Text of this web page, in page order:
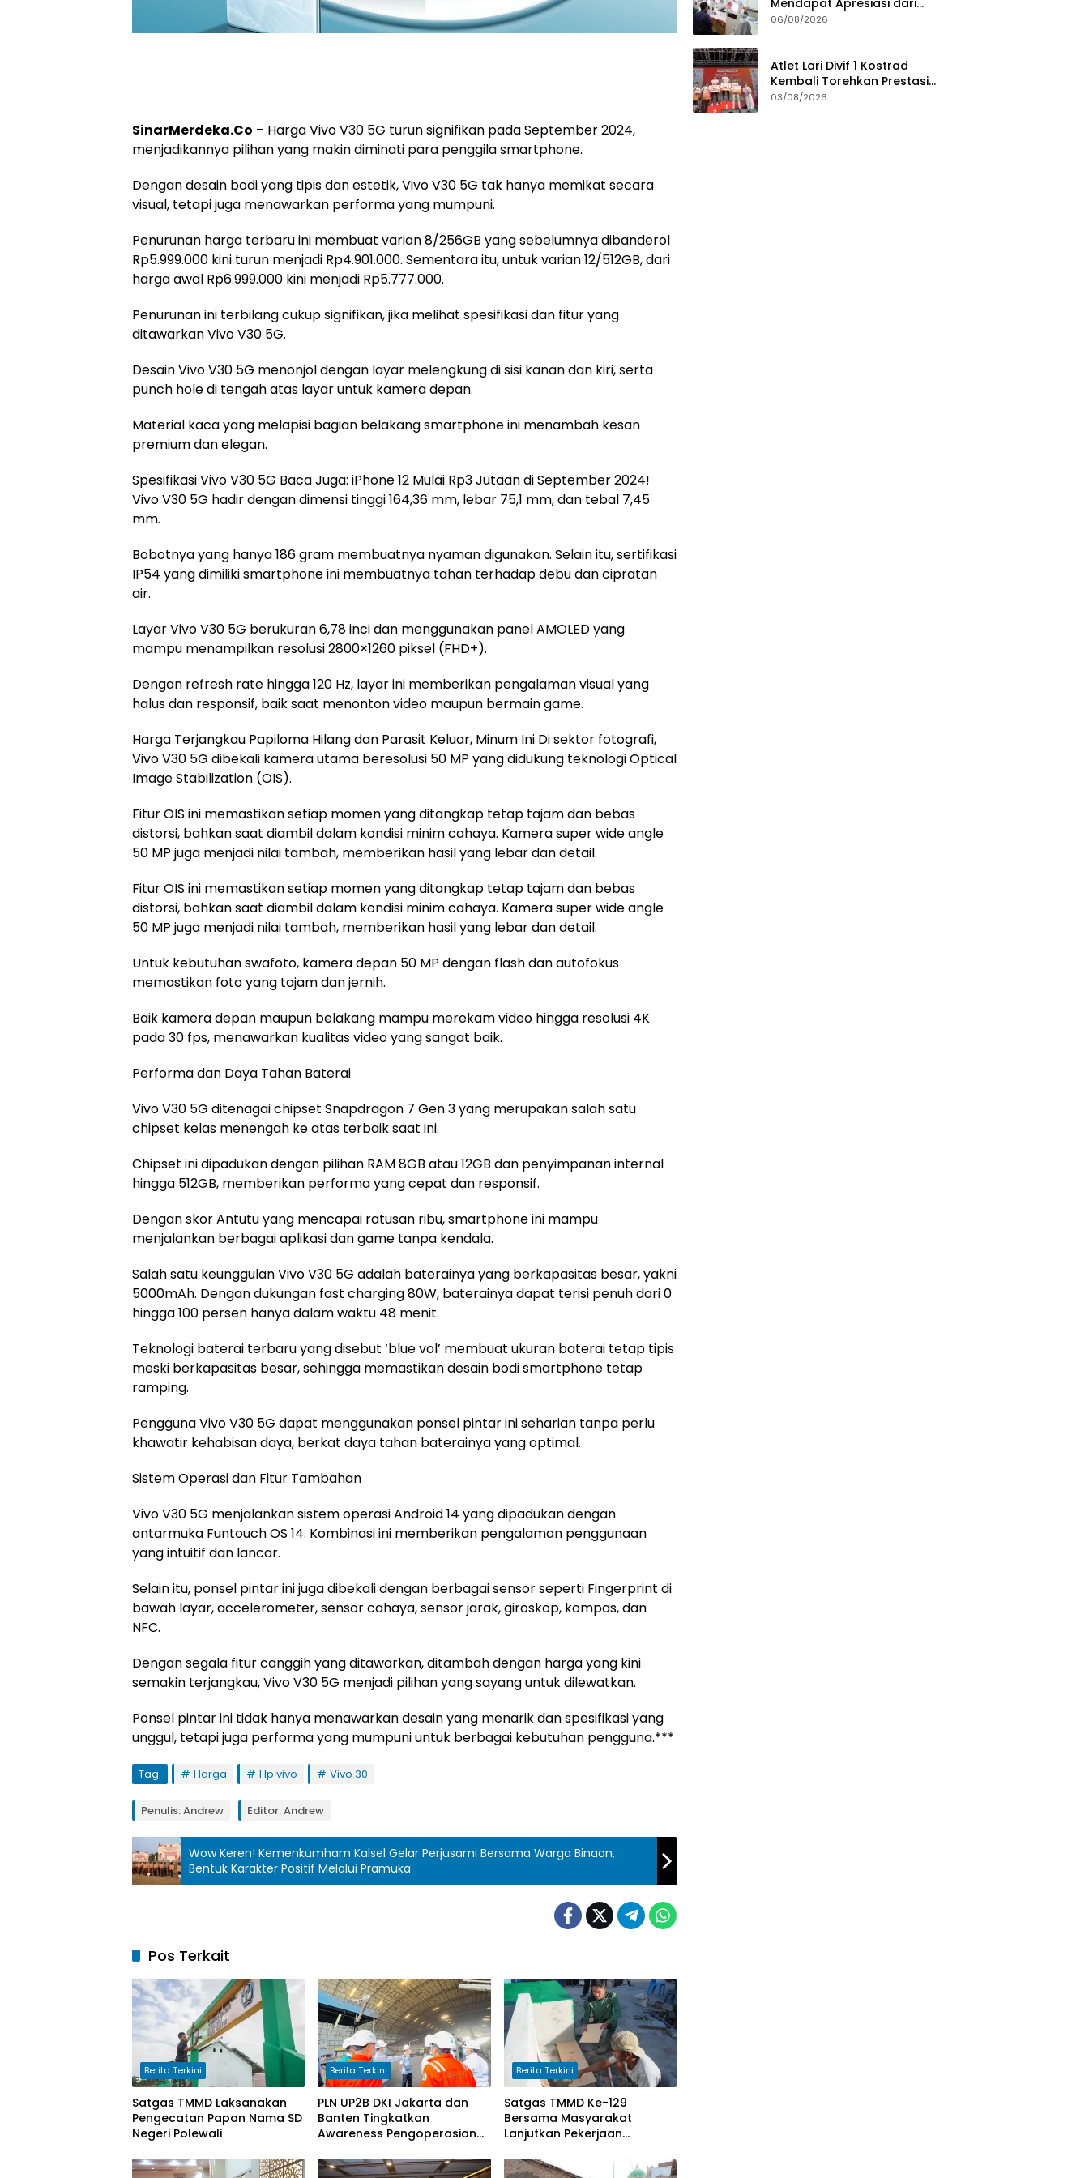
SinarMerdeka.Co – Harga Vivo V30 5G turun signifikan pada September 2024,
menjadikannya pilihan yang makin diminati para penggila smartphone.
Dengan desain bodi yang tipis dan estetik, Vivo V30 5G tak hanya memikat secara
visual, tetapi juga menawarkan performa yang mumpuni.
Penurunan harga terbaru ini membuat varian 8/256GB yang sebelumnya dibanderol
Rp5.999.000 kini turun menjadi Rp4.901.000. Sementara itu, untuk varian 12/512GB, dari
harga awal Rp6.999.000 kini menjadi Rp5.777.000.
Penurunan ini terbilang cukup signifikan, jika melihat spesifikasi dan fitur yang
ditawarkan Vivo V30 5G.
Desain Vivo V30 5G menonjol dengan layar melengkung di sisi kanan dan kiri, serta
punch hole di tengah atas layar untuk kamera depan.
Material kaca yang melapisi bagian belakang smartphone ini menambah kesan
premium dan elegan.
Spesifikasi Vivo V30 5G Baca Juga: iPhone 12 Mulai Rp3 Jutaan di September 2024!
Vivo V30 5G hadir dengan dimensi tinggi 164,36 mm, lebar 75,1 mm, dan tebal 7,45
mm.
Bobotnya yang hanya 186 gram membuatnya nyaman digunakan. Selain itu, sertifikasi
IP54 yang dimiliki smartphone ini membuatnya tahan terhadap debu dan cipratan
air.
Layar Vivo V30 5G berukuran 6,78 inci dan menggunakan panel AMOLED yang
mampu menampilkan resolusi 2800×1260 piksel (FHD+).
Dengan refresh rate hingga 120 Hz, layar ini memberikan pengalaman visual yang
halus dan responsif, baik saat menonton video maupun bermain game.
Harga Terjangkau Papiloma Hilang dan Parasit Keluar, Minum Ini Di sektor fotografi,
Vivo V30 5G dibekali kamera utama beresolusi 50 MP yang didukung teknologi Optical
Image Stabilization (OIS).
Fitur OIS ini memastikan setiap momen yang ditangkap tetap tajam dan bebas
distorsi, bahkan saat diambil dalam kondisi minim cahaya. Kamera super wide angle
50 MP juga menjadi nilai tambah, memberikan hasil yang lebar dan detail.
Fitur OIS ini memastikan setiap momen yang ditangkap tetap tajam dan bebas
distorsi, bahkan saat diambil dalam kondisi minim cahaya. Kamera super wide angle
50 MP juga menjadi nilai tambah, memberikan hasil yang lebar dan detail.
Untuk kebutuhan swafoto, kamera depan 50 MP dengan flash dan autofokus
memastikan foto yang tajam dan jernih.
Baik kamera depan maupun belakang mampu merekam video hingga resolusi 4K
pada 30 fps, menawarkan kualitas video yang sangat baik.
Performa dan Daya Tahan Baterai
Vivo V30 5G ditenagai chipset Snapdragon 7 Gen 3 yang merupakan salah satu
chipset kelas menengah ke atas terbaik saat ini.
Chipset ini dipadukan dengan pilihan RAM 8GB atau 12GB dan penyimpanan internal
hingga 512GB, memberikan performa yang cepat dan responsif.
Dengan skor Antutu yang mencapai ratusan ribu, smartphone ini mampu
menjalankan berbagai aplikasi dan game tanpa kendala.
Salah satu keunggulan Vivo V30 5G adalah baterainya yang berkapasitas besar, yakni
5000mAh. Dengan dukungan fast charging 80W, baterainya dapat terisi penuh dari 0
hingga 100 persen hanya dalam waktu 48 menit.
Teknologi baterai terbaru yang disebut ‘blue vol’ membuat ukuran baterai tetap tipis
meski berkapasitas besar, sehingga memastikan desain bodi smartphone tetap
ramping.
Pengguna Vivo V30 5G dapat menggunakan ponsel pintar ini seharian tanpa perlu
khawatir kehabisan daya, berkat daya tahan baterainya yang optimal.
Sistem Operasi dan Fitur Tambahan
Vivo V30 5G menjalankan sistem operasi Android 14 yang dipadukan dengan
antarmuka Funtouch OS 14. Kombinasi ini memberikan pengalaman penggunaan
yang intuitif dan lancar.
Selain itu, ponsel pintar ini juga dibekali dengan berbagai sensor seperti Fingerprint di
bawah layar, accelerometer, sensor cahaya, sensor jarak, giroskop, kompas, dan
NFC.
Dengan segala fitur canggih yang ditawarkan, ditambah dengan harga yang kini
semakin terjangkau, Vivo V30 5G menjadi pilihan yang sayang untuk dilewatkan.
Ponsel pintar ini tidak hanya menawarkan desain yang menarik dan spesifikasi yang
unggul, tetapi juga performa yang mumpuni untuk berbagai kebutuhan pengguna.***
Tag: Harga Hp vivo Vivo 30
Penulis: Andrew Editor: Andrew
Wow Keren! Kemenkumham Kalsel Gelar Perjusami Bersama Warga Binaan,
Bentuk Karakter Positif Melalui Pramuka
Pos Terkait
Berita Terkini
Satgas TMMD Laksanakan
Pengecatan Papan Nama SD
Negeri Polewali
Berita Terkini
PLN UP2B DKI Jakarta dan
Banten Tingkatkan
Awareness Pengoperasian
Keandalan Pasokan Listrik
Berita Terkini
Satgas TMMD Ke-129
Bersama Masyarakat
Lanjutkan Pekerjaan
Bersih di Desa Umbele
Masyarakat Pelaksanaan
06/08/2026
Atlet Lari Divif 1 Kostrad
Kembali Torehkan Prestasi
Gemilang di Berbagai Ajang
03/08/2026